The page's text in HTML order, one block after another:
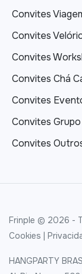
Convites
Convites
Convites
Convites Chá
Convites
Convites
Convites
Frinple © 2026 -
Cookies |
HANGPARTY